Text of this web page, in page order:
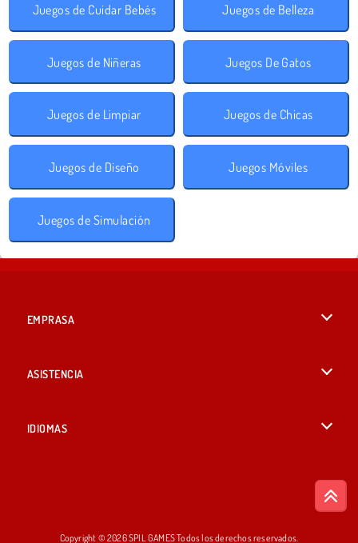
Juegos de Cuidar Bebés Juegos de Belleza
Juegos de Niñeras Juegos De Gatos
Juegos de Limpiar Juegos de Chicas
Juegos de Diseño Juegos Móviles
Juegos de Simulación
EMPRASA
ASISTENCIA
IDIOMAS
Copyright © 2026 SPIL GAMES Todos los derechos reservados.